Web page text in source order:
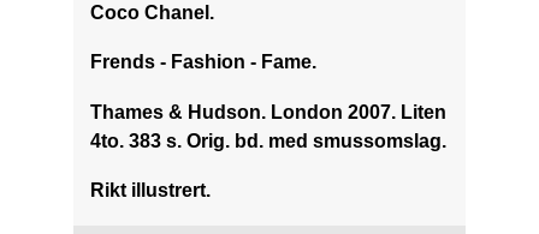
Coco Chanel.
Frends - Fashion - Fame.
Thames & Hudson. London 2007. Liten
4to. 383 s. Orig. bd. med smussomslag.
Rikt illustrert.